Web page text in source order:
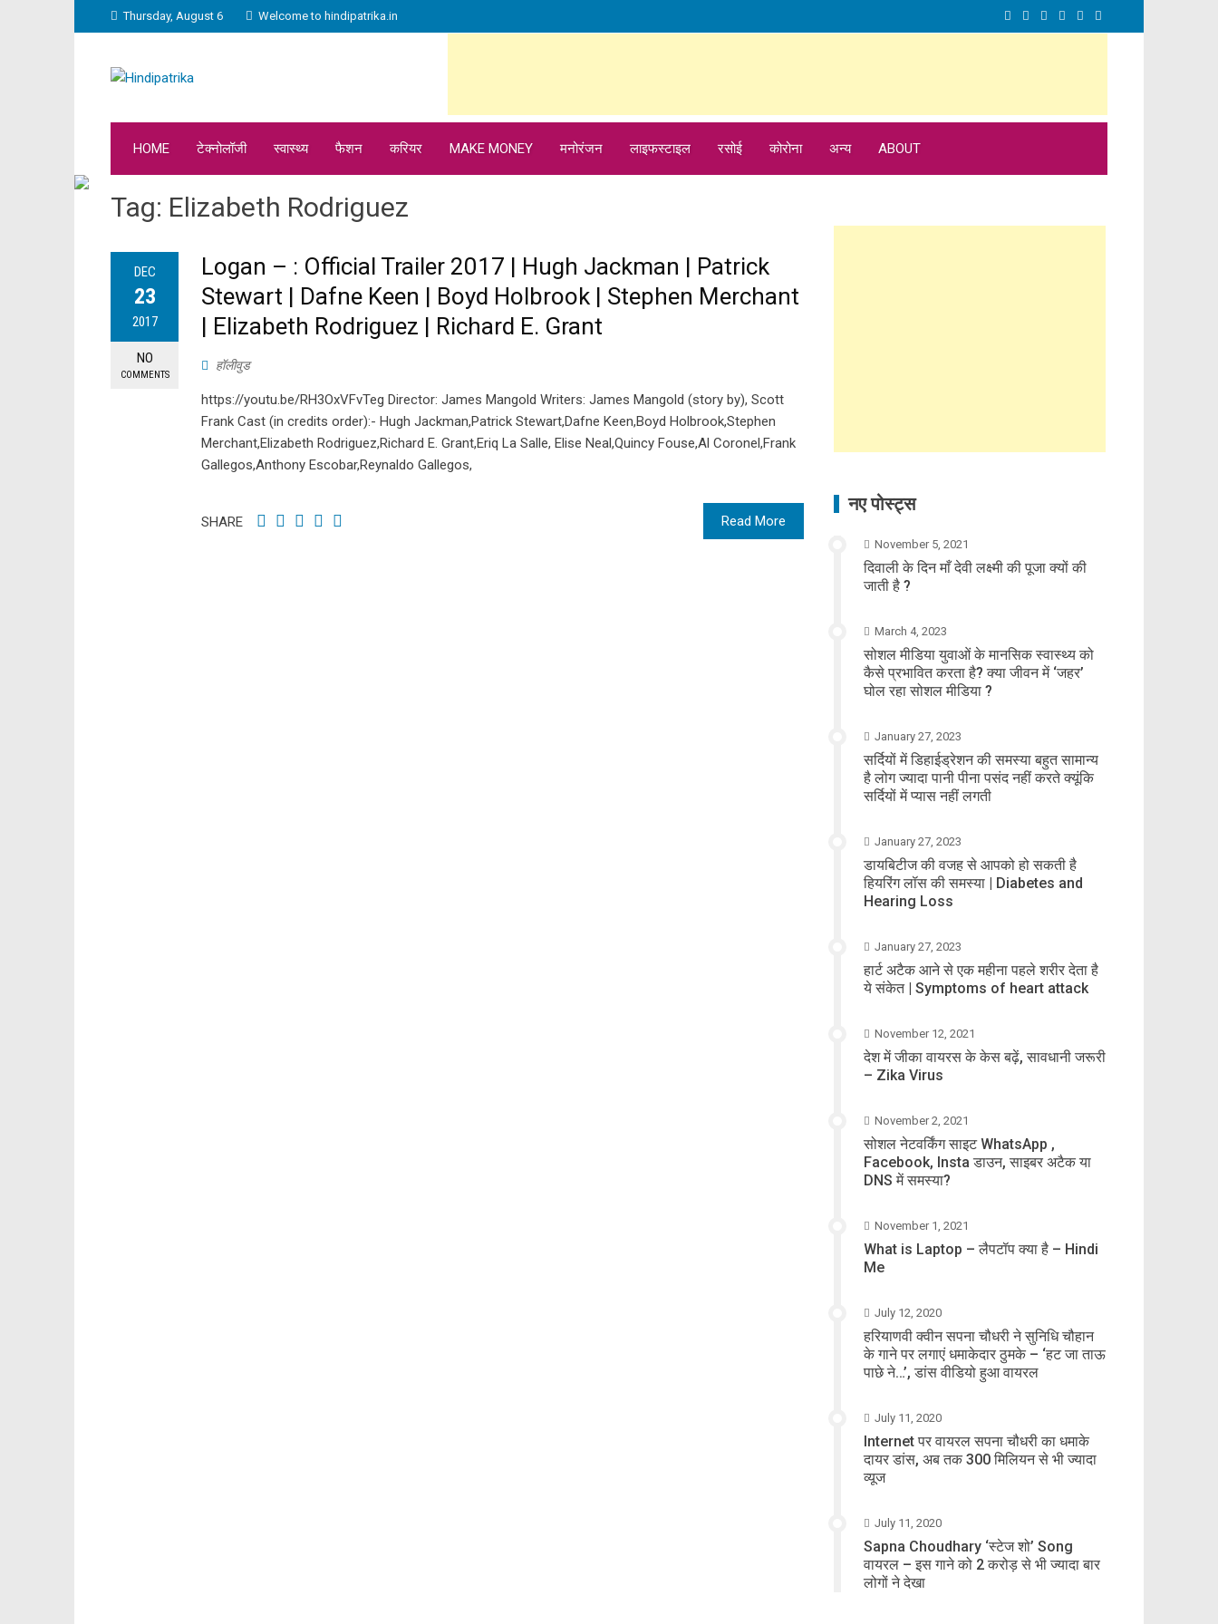
Thursday, August 6 Welcome to hindipatrika.in
HOME टेक्नोलॉजी स्वास्थ्य फैशन करियर MAKE MONEY मनोरंजन लाइफस्टाइल रसोई कोरोना अन्य ABOUT
Tag: Elizabeth Rodriguez
DEC
23
2017
NO
COMMENTS
Logan – : Official Trailer 2017 | Hugh Jackman | Patrick
Stewart | Dafne Keen | Boyd Holbrook | Stephen Merchant
| Elizabeth Rodriguez | Richard E. Grant
हॉलीवुड
https://youtu.be/RH3OxVFvTeg Director: James Mangold Writers: James Mangold (story by), Scott
Frank Cast (in credits order):- Hugh Jackman,Patrick Stewart,Dafne Keen,Boyd Holbrook,Stephen
Merchant,Elizabeth Rodriguez,Richard E. Grant,Eriq La Salle, Elise Neal,Quincy Fouse,Al Coronel,Frank
Gallegos,Anthony Escobar,Reynaldo Gallegos,
Read More
SHARE
नए पोस्ट्स
November 5, 2021
दिवाली के दिन माँ देवी लक्ष्मी की पूजा क्यों की
जाती है ?
March 4, 2023
सोशल मीडिया युवाओं के मानसिक स्वास्थ्य को
कैसे प्रभावित करता है? क्या जीवन में ‘जहर’
घोल रहा सोशल मीडिया ?
January 27, 2023
सर्दियों में डिहाईड्रेशन की समस्या बहुत सामान्य
है लोग ज्यादा पानी पीना पसंद नहीं करते क्यूंकि
सर्दियों में प्यास नहीं लगती
January 27, 2023
डायबिटीज की वजह से आपको हो सकती है
हियरिंग लॉस की समस्या | Diabetes and
Hearing Loss
January 27, 2023
हार्ट अटैक आने से एक महीना पहले शरीर देता है
ये संकेत | Symptoms of heart attack
November 12, 2021
देश में जीका वायरस के केस बढ़ें, सावधानी जरूरी
– Zika Virus
November 2, 2021
सोशल नेटवर्किंग साइट WhatsApp ,
Facebook, Insta डाउन, साइबर अटैक या
DNS में समस्या?
November 1, 2021
What is Laptop – लैपटॉप क्या है – Hindi
Me
July 12, 2020
हरियाणवी क्वीन सपना चौधरी ने सुनिधि चौहान
के गाने पर लगाएं धमाकेदार ठुमके – ‘हट जा ताऊ
पाछे ने…’, डांस वीडियो हुआ वायरल
July 11, 2020
Internet पर वायरल सपना चौधरी का धमाके
दायर डांस, अब तक 300 मिलियन से भी ज्यादा
व्यूज
July 11, 2020
Sapna Choudhary ‘स्टेज शो’ Song
वायरल – इस गाने को 2 करोड़ से भी ज्यादा बार
लोगों ने देखा